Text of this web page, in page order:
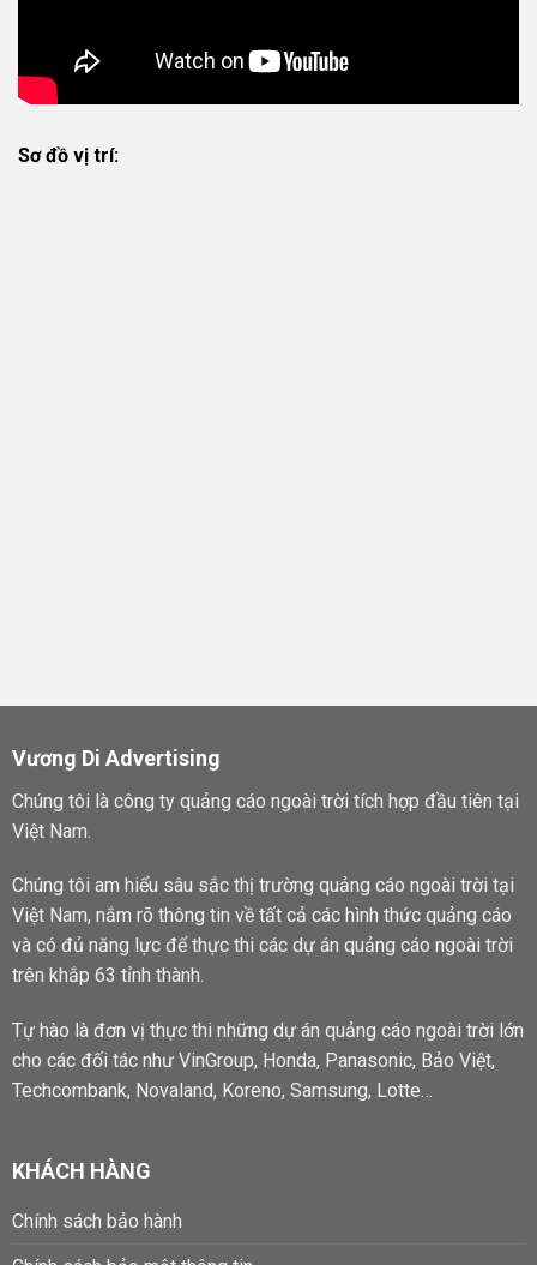
Sơ đồ vị trí:
Vương Di Advertising
Chúng tôi là công ty quảng cáo ngoài trời tích hợp đầu tiên tại
Việt Nam.
Chúng tôi am hiểu sâu sắc thị trường quảng cáo ngoài trời tại
Việt Nam, nắm rõ thông tin về tất cả các hình thức quảng cáo
và có đủ năng lực để thực thi các dự án quảng cáo ngoài trời
trên khắp 63 tỉnh thành.
Tự hào là đơn vị thực thi những dự án quảng cáo ngoài trời lớn
cho các đối tác như VinGroup, Honda, Panasonic, Bảo Việt,
Techcombank, Novaland, Koreno, Samsung, Lotte…
KHÁCH HÀNG
Chính sách bảo hành